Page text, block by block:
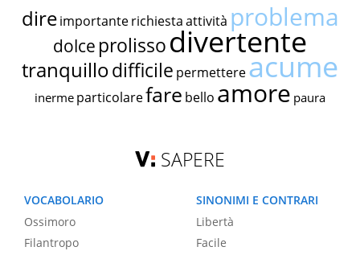
dire importante richiestaattività problema
dolce prolissodivertente
tranquillodifficile permettereacume
inerme particolarefare bello amore paura
SAPERE
VOCABOLARIO
Ossimoro
Filantropo
SINONIMI E CONTRARI
Libertà
Facile